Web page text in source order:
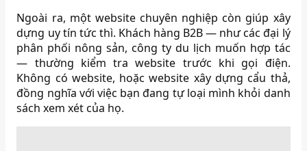
Ngoài ra, một website chuyên nghiệp còn giúp xây
dựng uy tín tức thì. Khách hàng B2B — như các đại lý
phân phối nông sản, công ty du lịch muốn hợp tác
— thường kiểm tra website trước khi gọi điện.
Không có website, hoặc website xây dựng cẩu thả,
đồng nghĩa với việc bạn đang tự loại mình khỏi danh
sách xem xét của họ.